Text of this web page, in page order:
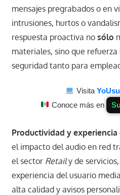
mensajes pregrabados o en
intrusiones, hurtos o
respuesta proactiva no sólo
materiales, sino que
seguridad tanto para
Visita
Conoce más en
Productividad y
el impacto del audio en red
el sector Retaily de
experiencia del usuario
alta calidad y avisos